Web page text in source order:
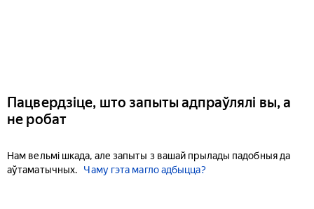
Пацвердзіце, што запыты адпраўлялі вы, а
не робат
Нам вельмі шкада, але запыты з вашай прылады падобныя да
аўтаматычных.
Чаму гэта магло адбыцца?